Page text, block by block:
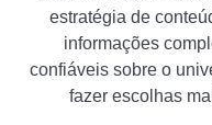
estratégia de
informações
confiáveis sobre o
fazer escolhas